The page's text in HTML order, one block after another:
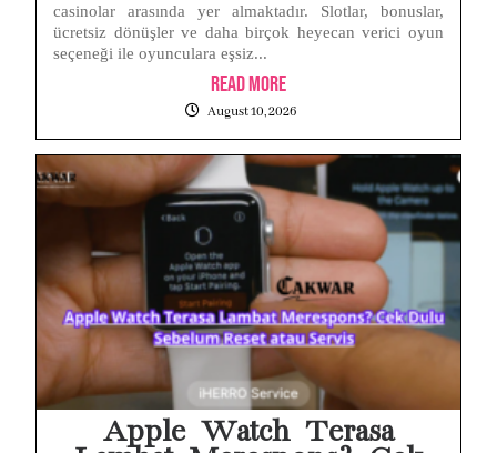
casinolar arasında yer almaktadır. Slotlar, bonuslar,
ücretsiz dönüşler ve daha birçok heyecan verici oyun
seçeneği ile oyunculara eşsiz...
Read More
August 10, 2026
Apple Watch Terasa